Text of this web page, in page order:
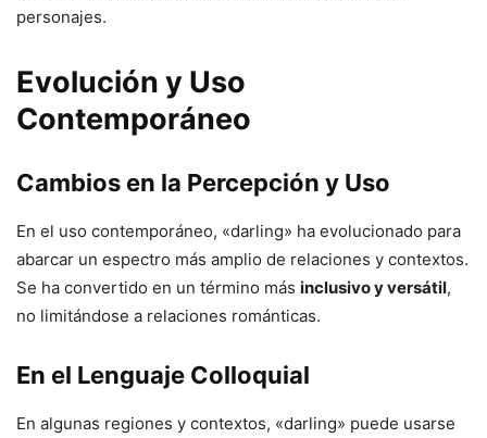
personajes.
Evolución y Uso
Contemporáneo
Cambios en la Percepción y Uso
En el uso contemporáneo, «darling» ha evolucionado para
abarcar un espectro más amplio de relaciones y contextos.
Se ha convertido en un término más inclusivo y versátil,
no limitándose a relaciones románticas.
En el Lenguaje Colloquial
En algunas regiones y contextos, «darling» puede usarse